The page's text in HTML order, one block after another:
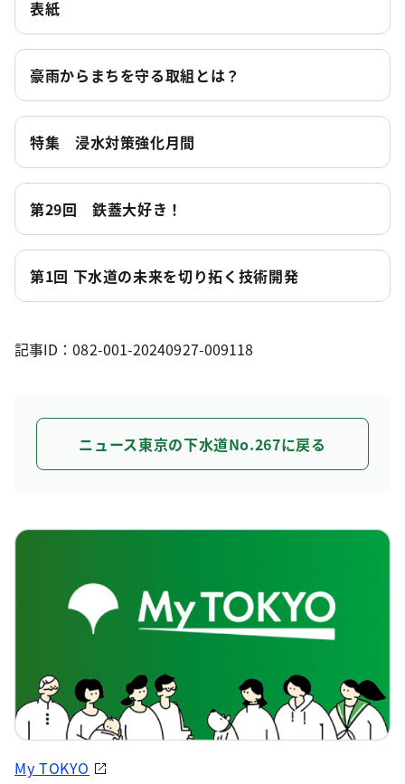
表紙
豪雨からまちを守る取組とは？
特集 浸水対策強化月間
第29回 鉄蓋大好き！
第1回 下水道の未来を切り拓く技術開発
記事ID：082-001-20240927-009118
ニュース東京の下水道No.267に戻る
My TOKYO